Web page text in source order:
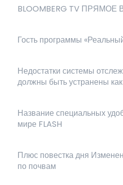
BLOOMBERG TV
Гость программы
Недостатки системы
должны быть устранены
Название специальных
мире FLASH
Плюс повестка дня
по почвам